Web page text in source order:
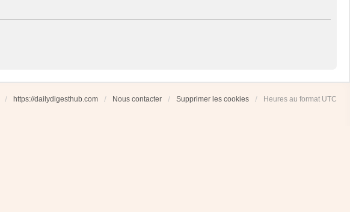
https://dailydigesthub.com Nous contacter Supprimer les cookies Heures au format UTC